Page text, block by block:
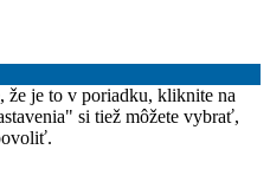
že je to v poriadku, kliknite na
si tiež môžete vybrať,